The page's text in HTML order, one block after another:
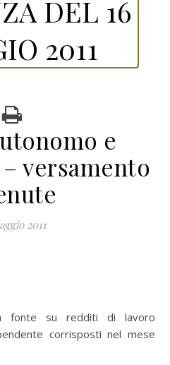
DEL 16
2011
e
versamento
2011
fonte su redditi di lavoro
corrisposti nel mese